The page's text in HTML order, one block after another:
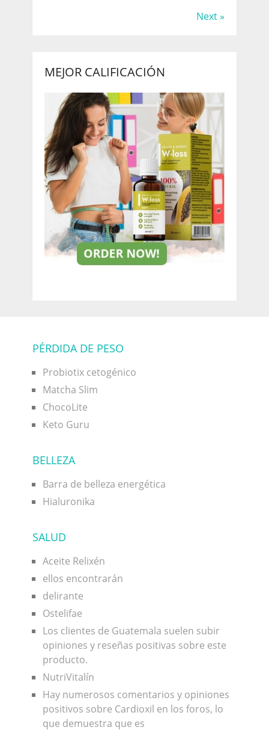
Next »
MEJOR CALIFICACIÓN
PÉRDIDA DE PESO
Probiotix cetogénico
Matcha Slim
ChocoLite
Keto Guru
BELLEZA
Barra de belleza energética
Hialuronika
SALUD
Aceite Relixén
ellos encontrarán
delirante
Ostelifae
Los clientes de Guatemala suelen subir
opiniones y reseñas positivas sobre este
producto.
NutriVitalín
Hay numerosos comentarios y opiniones
positivos sobre Cardioxil en los foros, lo
que demuestra que es